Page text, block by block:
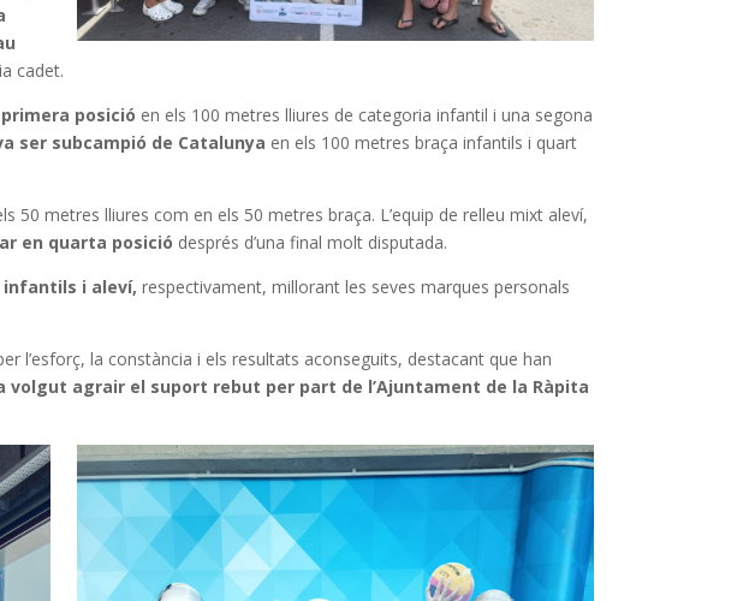
cadet.
posició en els 100 metres lliures de categoria infantil i una segona
ser subcampió de Catalunya en els 100 metres braça infantils i quart
50 metres lliures com en els 50 metres braça. L’equip de relleu mixt aleví,
en quarta posició després d’una final molt disputada.
infantils i aleví, respectivament, millorant les seves marques personals
l’esforç, la constància i els resultats aconseguits, destacant que han
volgut agrair el suport rebut per part de l’Ajuntament de la Ràpita